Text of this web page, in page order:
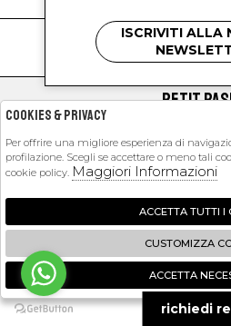
PETIT
EXTRA
2026 Petit Pasha - P.iva : 09423341214
Zucchetti
🍪
ISCRIVITI ALLA
richiedi
Cookies & Privacy
Per offrire una migliore esperienza di
profilazione. Scegli se accettare o meno tali
cookie policy. Maggiori Informazioni
ACCETTA TUTTI I
CUSTOMIZZA
ACCETTA